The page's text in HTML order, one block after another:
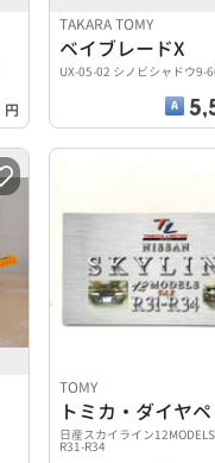
円
TAKARA TOMY
ベイブレードX
UX-05-02 シノビシャドウ9-
TOMY
トミカ・ダイヤ
日産スカイライン
R31-R34